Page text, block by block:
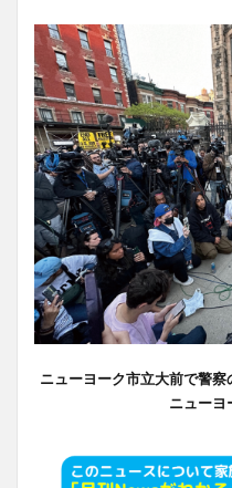
ニューヨーク市立大前で警
ニューヨ